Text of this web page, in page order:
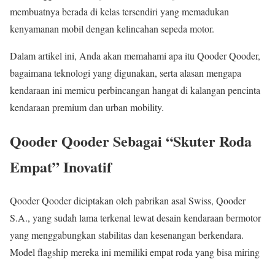
membuatnya berada di kelas tersendiri yang memadukan
kenyamanan mobil dengan kelincahan sepeda motor.
Dalam artikel ini, Anda akan memahami apa itu Qooder Qooder,
bagaimana teknologi yang digunakan, serta alasan mengapa
kendaraan ini memicu perbincangan hangat di kalangan pencinta
kendaraan premium dan urban mobility.
Qooder Qooder Sebagai “Skuter Roda
Empat” Inovatif
Qooder Qooder diciptakan oleh pabrikan asal Swiss, Qooder
S.A., yang sudah lama terkenal lewat desain kendaraan bermotor
yang menggabungkan stabilitas dan kesenangan berkendara.
Model flagship mereka ini memiliki empat roda yang bisa miring